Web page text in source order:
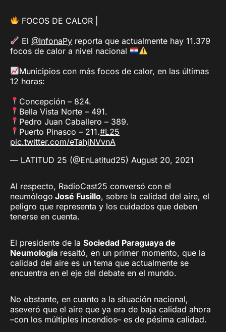
FOCOS DE CALOR |
El @InfonaPy reporta que actualmente hay 11.379
focos de calor a nivel nacional
Municipios con más focos de calor, en las últimas
12 horas:
Concepción – 824.
Bella Vista Norte – 491.
Pedro Juan Caballero – 389.
Puerto Pinasco – 211.#L25
pic.twitter.com/eTahjNVvnA
— LATITUD 25 (@EnLatitud25) August 20, 2021
Al respecto, RadioCast25 conversó con el
neumólogo José Fusillo, sobre la calidad del aire, el
peligro que representa y los cuidados que deben
tenerse en cuenta.
El presidente de la Sociedad Paraguaya de
Neumología resaltó, en un primer momento, que la
calidad del aire es un tema que actualmente se
encuentra en el eje del debate en el mundo.
No obstante, en cuanto a la situación nacional,
aseveró que el aire que ya era de baja calidad ahora
–con los múltiples incendios– es de pésima calidad.